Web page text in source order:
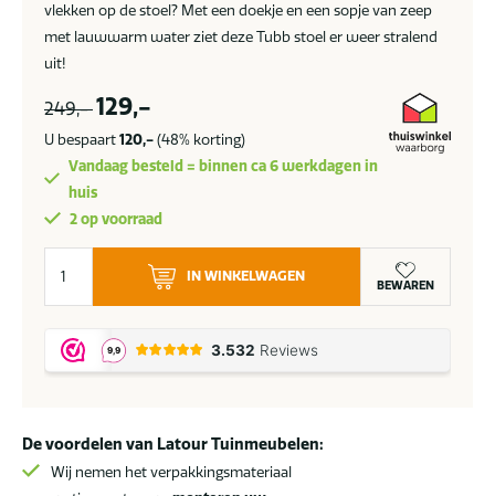
vlekken op de stoel? Met een doekje en een sopje van zeep
met lauwwarm water ziet deze Tubb stoel er weer stralend
uit!
249,- 129,-
U bespaart120,-(48% korting)
Vandaag besteld = binnen ca 6 werkdagen in
huis
2 op voorraad
Tubb
tuinstoel
Royal
white
IN WINKELWAGEN
BEWAREN
De voordelen van Latour Tuinmeubelen:
Wij nemen het verpakkingsmateriaal